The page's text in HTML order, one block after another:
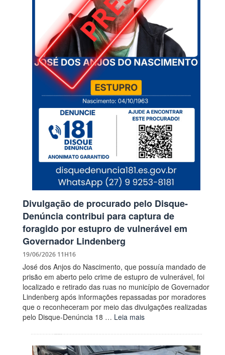
Divulgação de procurado pelo Disque-
Denúncia contribui para captura de
foragido por estupro de vulnerável em
Governador Lindenberg
19/06/2026 11H16
José dos Anjos do Nascimento, que possuía mandado de
prisão em aberto pelo crime de estupro de vulnerável, foi
localizado e retirado das ruas no município de Governador
Lindenberg após informações repassadas por moradores
que o reconheceram por meio das divulgações realizadas
pelo Disque-Denúncia 18 … Leia mais